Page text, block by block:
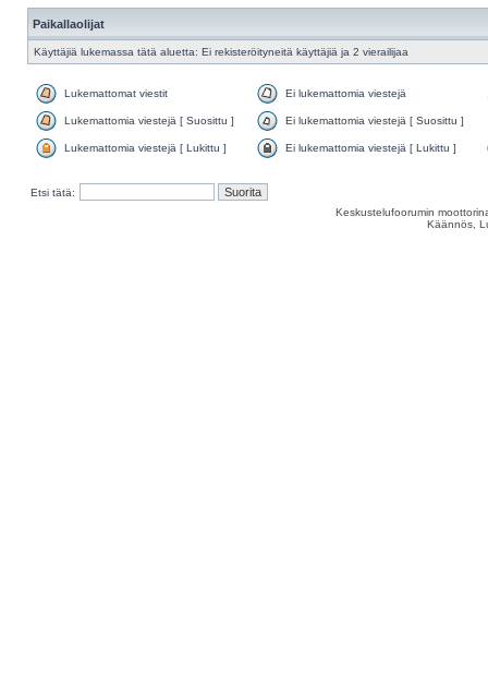
Paikallaolijat
Käyttäjiä lukemassa tätä aluetta: Ei rekisteröityneitä käyttäjiä ja 2 vierailijaa
Lukemattomat viestit Ei lukemattomia viestejä
Lukemattomia viestejä [ Suosittu ] Ei lukemattomia viestejä [ Suosittu ]
Lukemattomia viestejä [ Lukittu ] Ei lukemattomia viestejä [ Lukittu ]
Etsi tätä:
Keskustelufoorumin
Käännös,